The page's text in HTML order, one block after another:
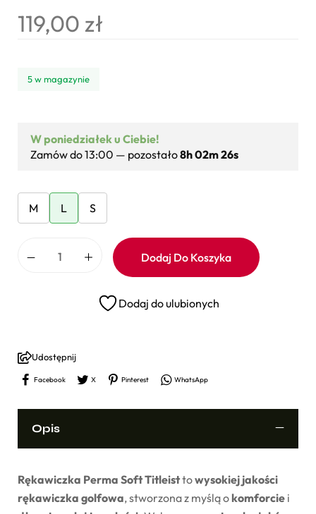
119,00 zł
5 w magazynie
W poniedziałek u Ciebie!
Zamów do 13:00 — pozostało8h 02m 25s
M L S
Dodaj Do Koszyka
Dodaj do ulubionych
Udostępnij
Facebook X Pinterest WhatsApp
Opis
Rękawiczka Perma Soft Titleisttowysokiej jakości
rękawiczka golfowa, stworzona z myślą o komforcie i